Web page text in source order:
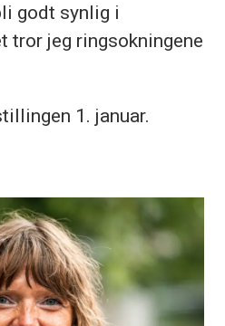
godt synlig i
tror jeg ringsokningene
1. januar.